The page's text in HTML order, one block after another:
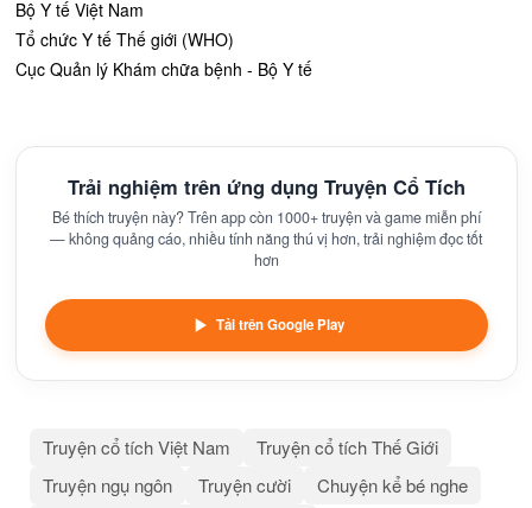
Bộ Y tế Việt Nam
Tổ chức Y tế Thế giới (WHO)
Cục Quản lý Khám chữa bệnh - Bộ Y tế
Trải nghiệm trên ứng dụng Truyện Cổ Tích
Bé thích truyện này? Trên app còn 1000+ truyện và game miễn phí
— không quảng cáo, nhiều tính năng thú vị hơn, trải nghiệm đọc tốt
hơn
Tải trên Google Play
Truyện cổ tích Việt Nam
Truyện cổ tích Thế Giới
Truyện ngụ ngôn
Truyện cười
Chuyện kể bé nghe